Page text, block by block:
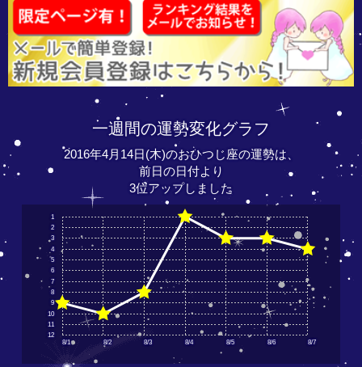
一週間の運勢変化グラフ
2016年4月14日(木)のおひつじ座の運勢は、
前日の日付より
3位アップしました
8/1 8/2 8/3 8/4 8/5 8/6 8/7
12
11
10
9
8
7
6
5
4
3
2
1